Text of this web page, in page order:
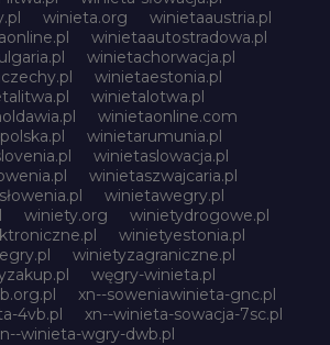
winieta.org
winietaaustria.pl
winietaautostradowa.pl
winietachorwacja.pl
winietaestonia.pl
winietalotwa.pl
winietaonline.com
winietarumunia.pl
winietaslowacja.pl
winietaszwajcaria.pl
winietawegry.pl
winiety.org
winietydrogowe.pl
winietyestonia.pl
winietyzagraniczne.pl
węgry-winieta.pl
xn--soweniawinieta-gnc.pl
4vb.pl
xn--winieta-sowacja-7sc.pl
winieta-wgry-dwb.pl